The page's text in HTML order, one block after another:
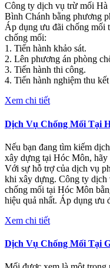
Công ty dịch vụ trừ mối
Bình Chánh bằng phương
Áp dụng ưu đãi chống mối
chống mối:
1. Tiến hành khảo sát.
2. Lên phương án phòng
3. Tiến hành thi công.
4. Tiến hành nghiệm thu kết
Xem chi tiết
Dịch Vụ Chống Mối Tại
Nếu bạn đang tìm kiếm
xây dựng tại Hóc Môn, hãy
Với sự hỗ trợ của dịch vụ
khi xây dựng. Công ty
chống mối tại Hóc Môn
hiệu quả nhất. Áp dụng ưu
Xem chi tiết
Dịch Vụ Chống Mối Tại